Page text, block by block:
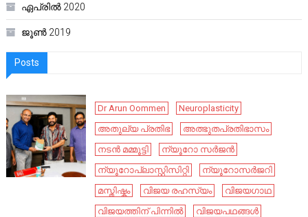
ഏപ്രിൽ 2020
ജൂൺ 2019
Posts
Dr Arun Oommen
Neuroplasticity
അതുല്യ പ്രതിഭ
അത്ഭുതപ്രതിഭാസം
നടൻ മമ്മൂട്ടി
ന്യൂറോ സർജൻ
ന്യൂറോപ്ലാസ്റ്റിസിറ്റി
ന്യൂറോസർജറി
മസ്തിഷ്കം
വിജയ രഹസ്യം
വിജയഗാഥ
വിജയത്തിന് പിന്നിൽ
വിജയപഥങ്ങൾ